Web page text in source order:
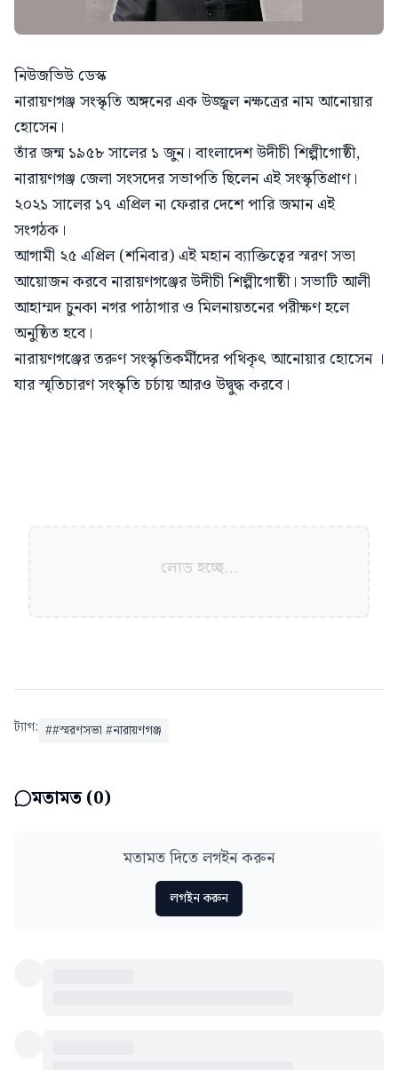
নিউজভিউ ডেস্ক
নারায়ণগঞ্জ সংস্কৃতি অঙ্গনের এক উজ্জ্বল নক্ষত্রের নাম আনোয়ার
হোসেন।
তাঁর জন্ম ১৯৫৮ সালের ১ জুন। বাংলাদেশ উদীচী শিল্পীগোষ্ঠী,
নারায়ণগঞ্জ জেলা সংসদের সভাপতি ছিলেন এই সংস্কৃতিপ্রাণ।
২০২১ সালের ১৭ এপ্রিল না ফেরার দেশে পারি জমান এই
সংগঠক।
আগামী ২৫ এপ্রিল (শনিবার) এই মহান ব্যাক্তিত্বের স্মরণ সভা
আয়োজন করবে নারায়ণগঞ্জের উদীচী শিল্পীগোষ্ঠী। সভাটি আলী
আহাম্মদ চুনকা নগর পাঠাগার ও মিলনায়তনের পরীক্ষণ হলে
অনুষ্ঠিত হবে।
নারায়ণগঞ্জের তরুণ সংস্কৃতিকর্মীদের পথিকৃৎ আনোয়ার হোসেন ।
যার স্মৃতিচারণ সংস্কৃতি চর্চায় আরও উদ্বুদ্ধ করবে।
লোড হচ্ছে...
ট্যাগ: ##স্মরণসভা #নারায়ণগঞ্জ
মতামত (0)
মতামত দিতে লগইন করুন
লগইন করুন